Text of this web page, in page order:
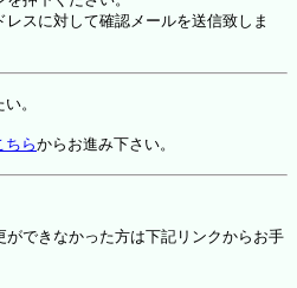
スに対して確認メールを送信致しま
。
ちらからお進み下さい。
できなかった方は下記リンクからお手